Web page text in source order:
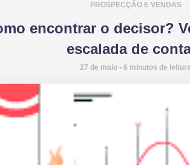
PROSPECÇÃO E VENDAS
encontrar o decisor?
escalada de
27 de maio • 6 minutos de